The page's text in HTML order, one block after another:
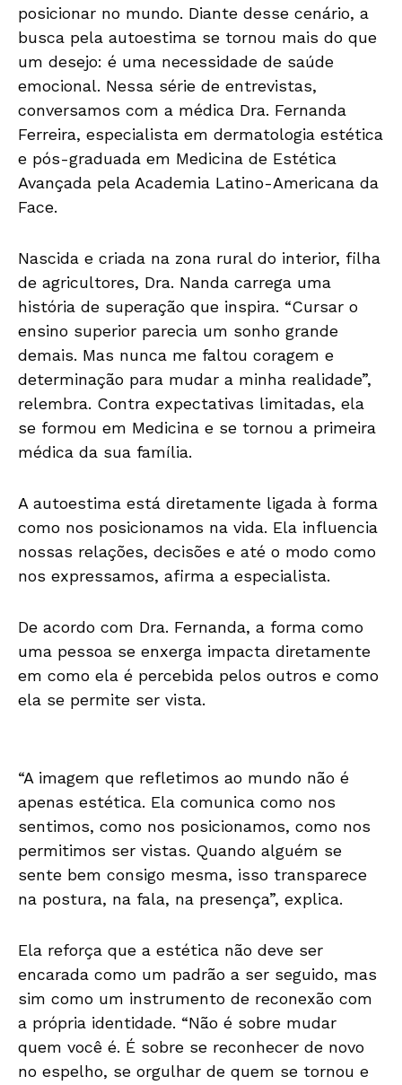
posicionar no mundo. Diante desse cenário, a
busca pela autoestima se tornou mais do que
um desejo: é uma necessidade de saúde
emocional. Nessa série de entrevistas,
conversamos com a médica Dra. Fernanda
Ferreira, especialista em dermatologia estética
e pós-graduada em Medicina de Estética
Avançada pela Academia Latino-Americana da
Face.
Nascida e criada na zona rural do interior, filha
de agricultores, Dra. Nanda carrega uma
história de superação que inspira. “Cursar o
ensino superior parecia um sonho grande
demais. Mas nunca me faltou coragem e
determinação para mudar a minha realidade”,
relembra. Contra expectativas limitadas, ela
se formou em Medicina e se tornou a primeira
médica da sua família.
A autoestima está diretamente ligada à forma
como nos posicionamos na vida. Ela influencia
nossas relações, decisões e até o modo como
nos expressamos, afirma a especialista.
De acordo com Dra. Fernanda, a forma como
uma pessoa se enxerga impacta diretamente
em como ela é percebida pelos outros e como
ela se permite ser vista.
“A imagem que refletimos ao mundo não é
apenas estética. Ela comunica como nos
sentimos, como nos posicionamos, como nos
permitimos ser vistas. Quando alguém se
sente bem consigo mesma, isso transparece
na postura, na fala, na presença”, explica.
Ela reforça que a estética não deve ser
encarada como um padrão a ser seguido, mas
sim como um instrumento de reconexão com
a própria identidade. “Não é sobre mudar
quem você é. É sobre se reconhecer de novo
no espelho, se orgulhar de quem se tornou e